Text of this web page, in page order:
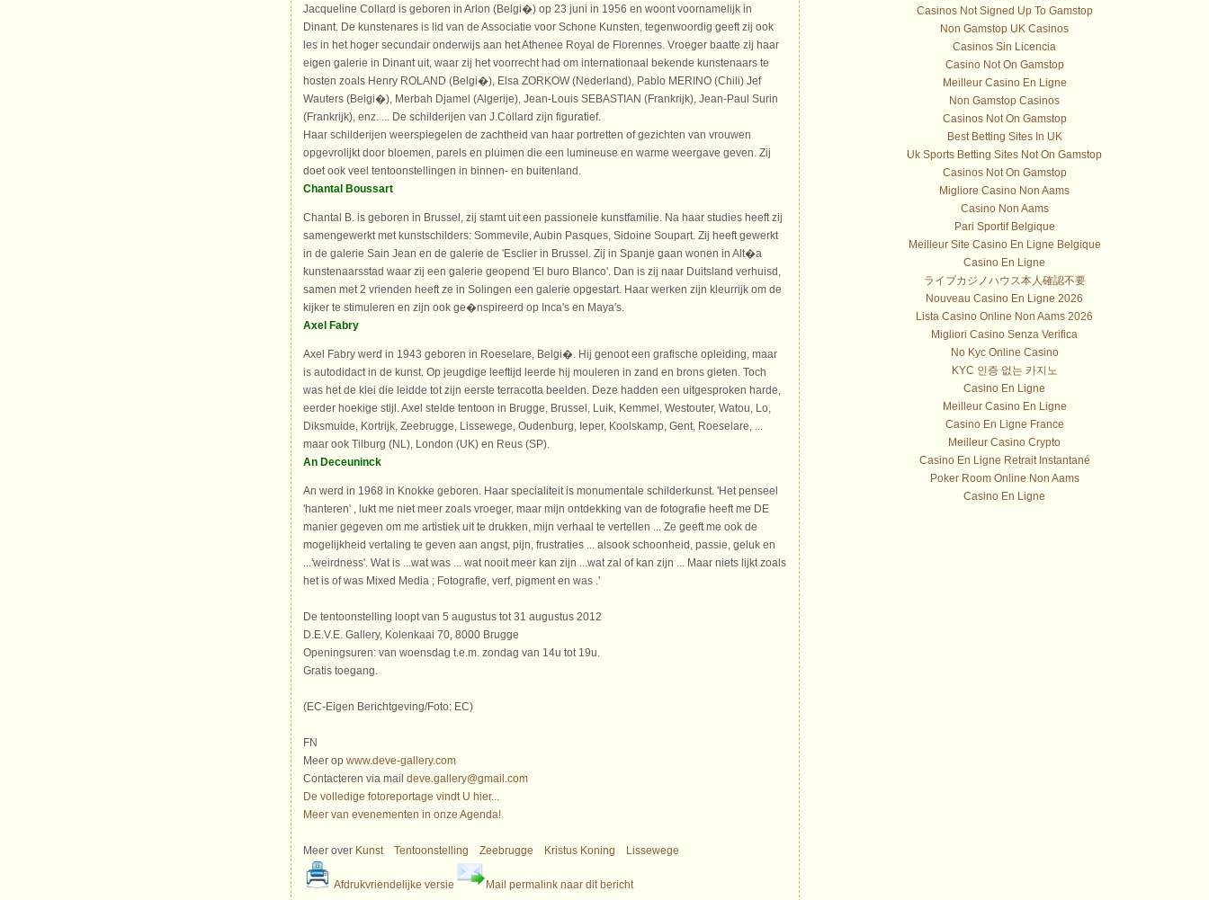
Jacqueline Collard is geboren in Arlon (Belgi�) op 23 juni in 1956 en woont voornamelijk in
Dinant. De kunstenares is lid van de Associatie voor Schone Kunsten, tegenwoordig geeft zij ook
les in het hoger secundair onderwijs aan het Athenee Royal de Florennes. Vroeger baatte zij haar
eigen galerie in Dinant uit, waar zij het voorrecht had om internationaal bekende kunstenaars te
hosten zoals Henry ROLAND (Belgi�), Elsa ZORKOW (Nederland), Pablo MERINO (Chili) Jef
Wauters (Belgi�), Merbah Djamel (Algerije), Jean-Louis SEBASTIAN (Frankrijk), Jean-Paul Surin
(Frankrijk), enz. ... De schilderijen van J.Collard zijn figuratief.
Haar schilderijen weerspiegelen de zachtheid van haar portretten of gezichten van vrouwen
opgevrolijkt door bloemen, parels en pluimen die een lumineuse en warme weergave geven. Zij
doet ook veel tentoonstellingen in binnen- en buitenland.
Chantal Boussart
Chantal B. is geboren in Brussel, zij stamt uit een passionele kunstfamilie. Na haar studies heeft zij
samengewerkt met kunstschilders: Sommevile, Aubin Pasques, Sidoine Soupart. Zij heeft gewerkt
in de galerie Sain Jean en de galerie de 'Esclier in Brussel. Zij in Spanje gaan wonen in Alt�a
kunstenaarsstad waar zij een galerie geopend 'El buro Blanco'. Dan is zij naar Duitsland verhuisd,
samen met 2 vrienden heeft ze in Solingen een galerie opgestart. Haar werken zijn kleurrijk om de
kijker te stimuleren en zijn ook ge�nspireerd op Inca's en Maya's.
Axel Fabry
Axel Fabry werd in 1943 geboren in Roeselare, Belgi�. Hij genoot een grafische opleiding, maar
is autodidact in de kunst. Op jeugdige leeftijd leerde hij mouleren in zand en brons gieten. Toch
was het de klei die leidde tot zijn eerste terracotta beelden. Deze hadden een uitgesproken harde,
eerder hoekige stijl. Axel stelde tentoon in Brugge, Brussel, Luik, Kemmel, Westouter, Watou, Lo,
Diksmuide, Kortrijk, Zeebrugge, Lissewege, Oudenburg, Ieper, Koolskamp, Gent, Roeselare, ...
maar ook Tilburg (NL), London (UK) en Reus (SP).
An Deceuninck
An werd in 1968 in Knokke geboren. Haar specialiteit is monumentale schilderkunst. 'Het penseel
'hanteren' , lukt me niet meer zoals vroeger, maar mijn ontdekking van de fotografie heeft me DE
manier gegeven om me artistiek uit te drukken, mijn verhaal te vertellen ... Ze geeft me ook de
mogelijkheid vertaling te geven aan angst, pijn, frustraties ... alsook schoonheid, passie, geluk en
...'weirdness'. Wat is ...wat was ... wat nooit meer kan zijn ...wat zal of kan zijn ... Maar niets lijkt zoals
het is of was Mixed Media ; Fotografie, verf, pigment en was .'
De tentoonstelling loopt van 5 augustus tot 31 augustus 2012
D.E.V.E. Gallery, Kolenkaai 70, 8000 Brugge
Openingsuren: van woensdag t.e.m. zondag van 14u tot 19u.
Gratis toegang.
(EC-Eigen Berichtgeving/Foto: EC)
FN
Meer op www.deve-gallery.com
Contacteren via mail deve.gallery@gmail.com
De volledige fotoreportage vindt U hier...
Meer van evenementen in onze Agenda!
Meer over Kunst Tentoonstelling Zeebrugge Kristus Koning Lissewege
Afdrukvriendelijke versie Mail permalink naar dit bericht
Casinos Not Signed Up To Gamstop
Non Gamstop UK Casinos
Casinos Sin Licencia
Casino Not On Gamstop
Meilleur Casino En Ligne
Non Gamstop Casinos
Casinos Not On Gamstop
Best Betting Sites In UK
Uk Sports Betting Sites Not On Gamstop
Casinos Not On Gamstop
Migliore Casino Non Aams
Casino Non Aams
Pari Sportif Belgique
Meilleur Site Casino En Ligne Belgique
Casino En Ligne
ライブカジノハウス本人確認不要
Nouveau Casino En Ligne 2026
Lista Casino Online Non Aams 2026
Migliori Casino Senza Verifica
No Kyc Online Casino
KYC 인증 없는 카지노
Casino En Ligne
Meilleur Casino En Ligne
Casino En Ligne France
Meilleur Casino Crypto
Casino En Ligne Retrait Instantané
Poker Room Online Non Aams
Casino En Ligne